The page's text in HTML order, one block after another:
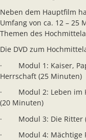
Neben dem Hauptfilm
Umfang von ca. 12 – 25
Themen des
Die DVD zum
· Modul 1: Kaiser,
Herrschaft (25 Minuten)
· Modul 2: Leben im
(20 Minuten)
· Modul 3: Die Ritter
· Modul 4: Mächtige